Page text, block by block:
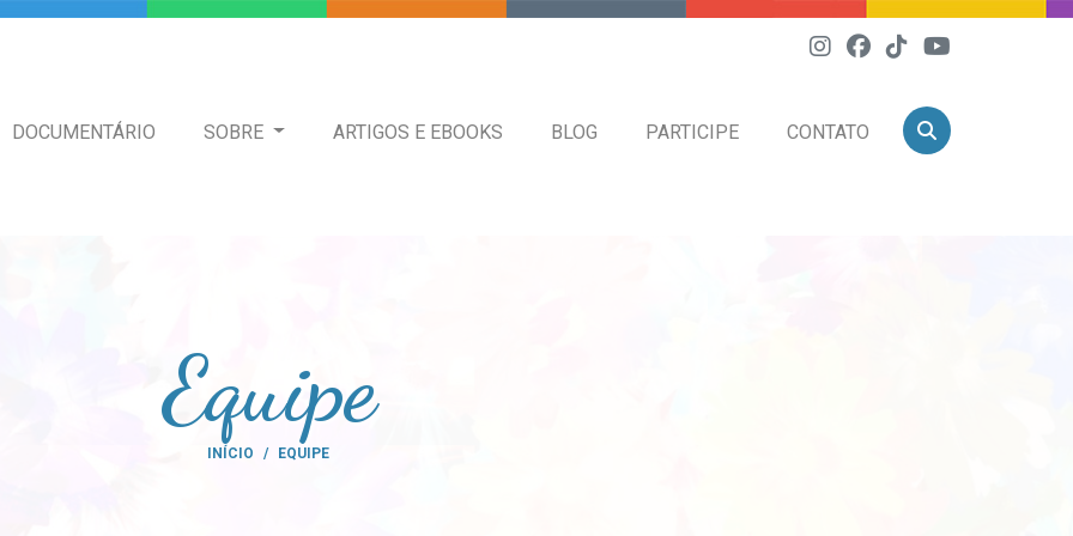
DOCUMENTÁRIO SOBRE ARTIGOS E EBOOKS BLOG PARTICIPE CONTATO
Equipe
INÍCIO EQUIPE